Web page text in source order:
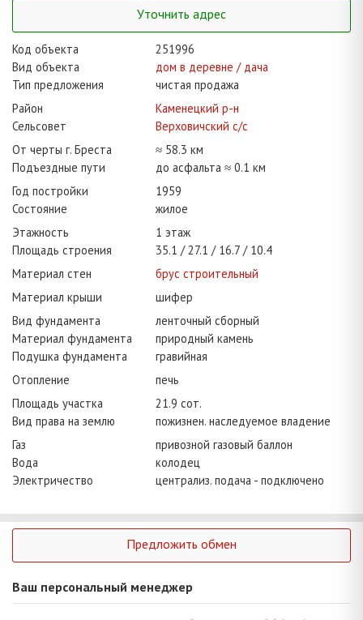
Уточнить адрес
Код объекта
251996
Вид объекта
дом в деревне / дача
Тип предложения
чистая продажа
Район
Каменецкий р-н
Сельсовет
Верховичский с/с
От черты г. Бреста
≈ 58.3 км
Подъездные пути
до асфальта ≈ 0.1 км
Год постройки
1959
Состояние
жилое
Этажность
1 этаж
Площадь строения
35.1 27.1 16.7
10.4
Материал стен
брус строительный
Материал крыши
шифер
Вид фундамента
ленточный сборный
Материал фундамента
природный камень
Подушка фундамента
гравийная
Отопление
печь
Площадь участка
21.9 сот.
Вид права на землю
пожизнен. наследуемое владение
Газ
привозной газовый баллон
Вода
колодец
Электричество
централиз. подача - подключено
Предложить обмен
Ваш персональный менеджер